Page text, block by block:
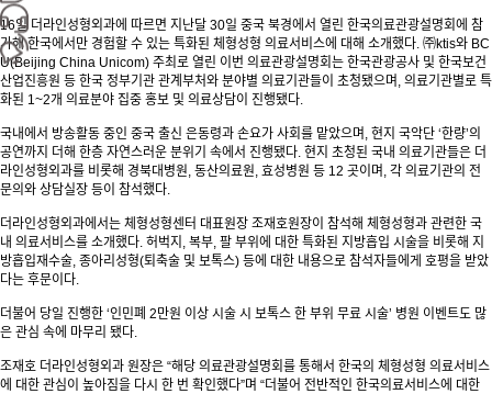
16일 더라인성형외과에 따르면 지난달 30일 중국 북경에서 열린 한국의료관광설명회에 참
가해 한국에서만 경험할 수 있는 특화된 체형성형 의료서비스에 대해 소개했다. ㈜ktis와 BC
U(Beijing China Unicom) 주최로 열린 이번 의료관광설명회는 한국관광공사 및 한국보건
산업진흥원 등 한국 정부기관 관계부처와 분야별 의료기관들이 초청됐으며, 의료기관별로 특
화된 1~2개 의료분야 집중 홍보 및 의료상담이 진행됐다.
국내에서 방송활동 중인 중국 출신 은동령과 손요가 사회를 맡았으며, 현지 국악단 ‘한량’의
공연까지 더해 한층 자연스러운 분위기 속에서 진행됐다. 현지 초청된 국내 의료기관들은 더
라인성형외과를 비롯해 경북대병원, 동산의료원, 효성병원 등 12 곳이며, 각 의료기관의 전
문의와 상담실장 등이 참석했다.
더라인성형외과에서는 체형성형센터 대표원장 조재호원장이 참석해 체형성형과 관련한 국
내 의료서비스를 소개했다. 허벅지, 복부, 팔 부위에 대한 특화된 지방흡입 시술을 비롯해 지
방흡입재수술, 종아리성형(퇴축술 및 보톡스) 등에 대한 내용으로 참석자들에게 호평을 받았
다는 후문이다.
더불어 당일 진행한 ‘인민폐 2만원 이상 시술 시 보톡스 한 부위 무료 시술’ 병원 이벤트도 많
은 관심 속에 마무리 됐다.
조재호 더라인성형외과 원장은 “해당 의료관광설명회를 통해서 한국의 체형성형 의료서비스
에 대한 관심이 높아짐을 다시 한 번 확인했다”며 “더불어 전반적인 한국의료서비스에 대한